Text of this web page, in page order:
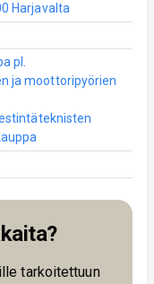
Harjavalta
pl.
ja moottoripyörien
tarkoitettuun